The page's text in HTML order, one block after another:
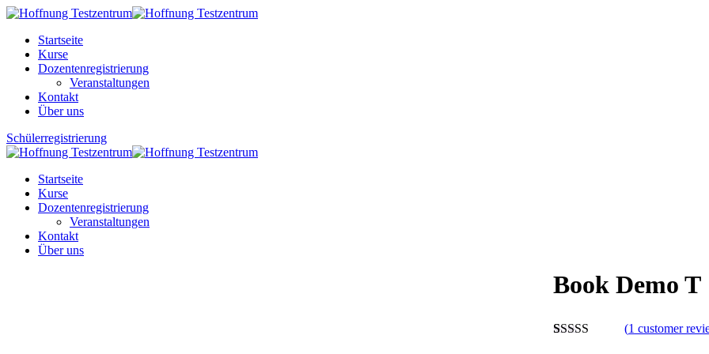
Skip
contentStartseite
Kurse
Dozentenregistrierung
Veranstaltungen
Kontakt
Über uns
Schülerregistrierung
Startseite
Kurse
Dozentenregistrierung
Veranstaltungen
Kontakt
Über uns
Book Demo T
(1 customer